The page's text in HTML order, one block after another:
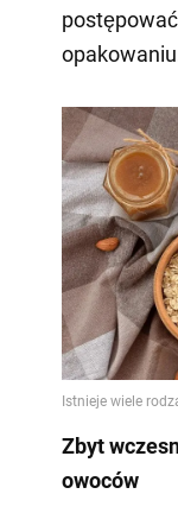
Zbyt
owoców